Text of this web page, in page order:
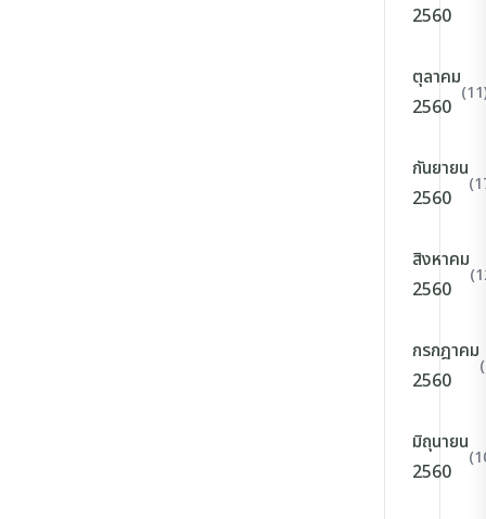
2560
ตุลาคม
2560
กันยายน
2560
สิงหาคม
2560
กรกฎาคม
2560
มิถุนายน
2560